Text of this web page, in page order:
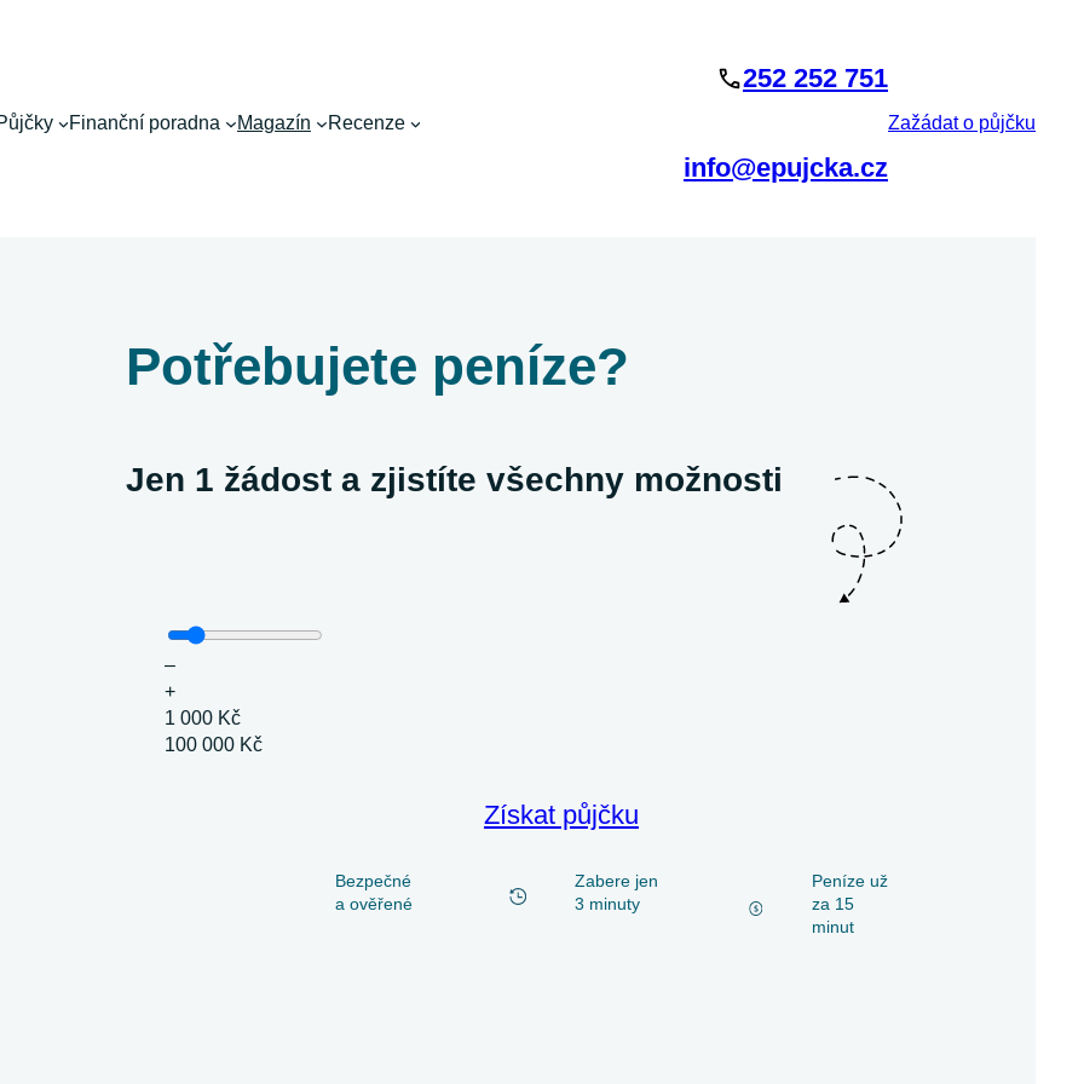
Finanční poradna Magazín Recenze
252 252 751
info@epujcka.cz
Zažádat o půjčku
Potřebujete peníze?
Jen 1 žádost a zjistíte všechny možnosti
–
+
1 000 Kč
100 000 Kč
Získat půjčku
Bezpečné
a ověřené
Zabere jen
3 minuty
Peníze už
za 15
minut